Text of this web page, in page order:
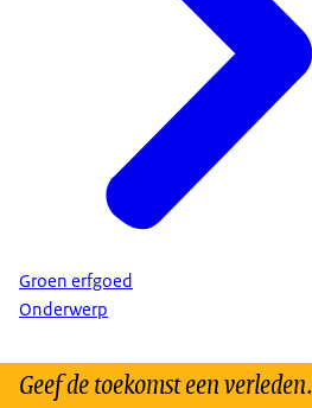
Groen erfgoed
Onderwerp
Geef de toekomst een verleden.